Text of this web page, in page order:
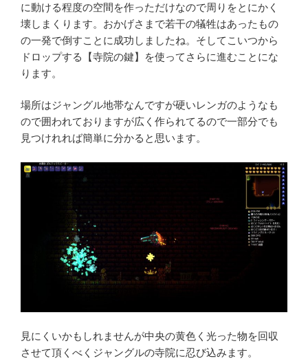
に動ける程度の空間を作っただけなので周りをとにかく
壊しまくります。おかげさまで若干の犠牲はあったもの
の一発で倒すことに成功しましたね。そしてこいつから
ドロップする【寺院の鍵】を使ってさらに進むことにな
ります。
場所はジャングル地帯なんですが硬いレンガのようなも
ので囲われておりますが広く作られてるので一部分でも
見つけれれば簡単に分かると思います。
見にくいかもしれませんが中央の黄色く光った物を回収
させて頂くべくジャングルの寺院に忍び込みます。